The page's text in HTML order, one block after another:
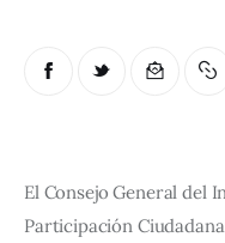
El Consejo General del
Participación